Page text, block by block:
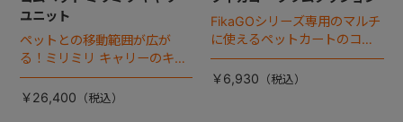
ユニット
ペットとの移動範囲が広が
る！ミリミリ キャリーのキャ
リー部単品が登場！
￥26,400
FikaGOシリーズ専用のマルチ
に使えるペットカートのコー
ナークッション登場。
￥6,930